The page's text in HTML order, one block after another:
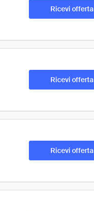
Ricevi offerta
Ricevi offerta
Ricevi offerta